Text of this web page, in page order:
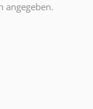
angegeben.